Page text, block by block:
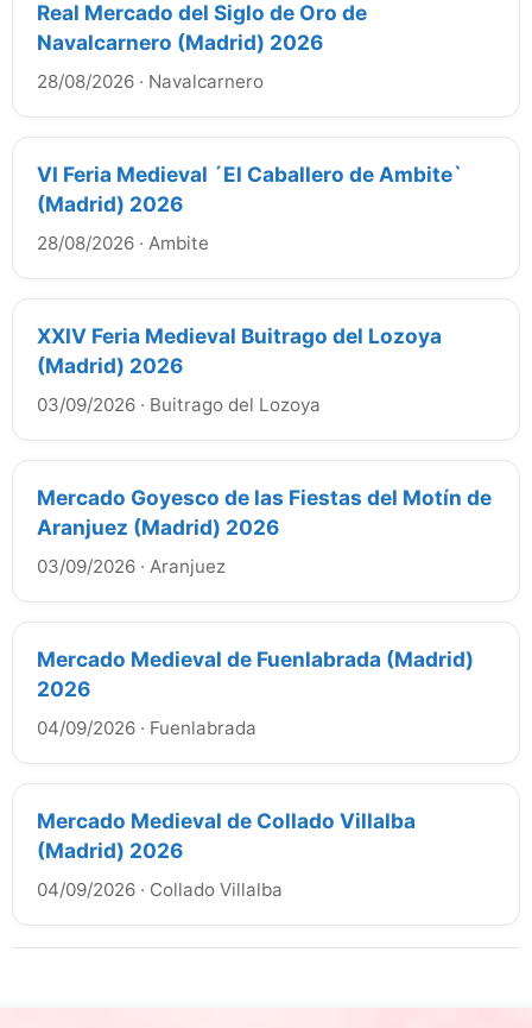
Real Mercado del Siglo de Oro de
Navalcarnero (Madrid) 2026
28/08/2026 · Navalcarnero
VI Feria Medieval ´El Caballero de Ambite`
(Madrid) 2026
28/08/2026 · Ambite
XXIV Feria Medieval Buitrago del Lozoya
(Madrid) 2026
03/09/2026 · Buitrago del Lozoya
Mercado Goyesco de las Fiestas del Motín de
Aranjuez (Madrid) 2026
03/09/2026 · Aranjuez
Mercado Medieval de Fuenlabrada (Madrid)
2026
04/09/2026 · Fuenlabrada
Mercado Medieval de Collado Villalba
(Madrid) 2026
04/09/2026 · Collado Villalba